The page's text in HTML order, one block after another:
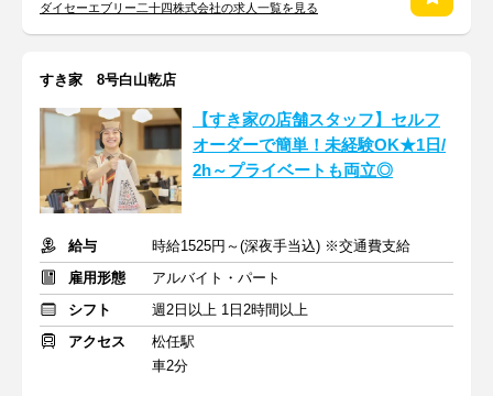
ダイセーエブリー二十四株式会社の求人一覧を見る
すき家 8号白山乾店
【すき家の店舗スタッフ】セルフ
オーダーで簡単！未経験OK★1日/
2h～プライベートも両立◎
給与
時給1525円～(深夜手当込) ※交通費支給
雇用形態
アルバイト・パート
シフト
週2日以上 1日2時間以上
アクセス
松任駅
車2分